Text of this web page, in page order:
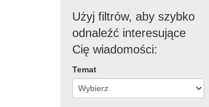
Użyj filtrów, aby szybko
odnaleźć interesujące
Cię wiadomości:
Temat